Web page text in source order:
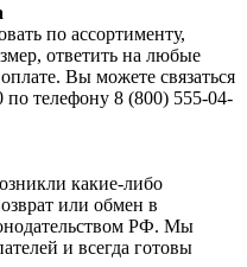
по ассортименту,
ответить на любые
Вы можете связаться
телефону 8 (800) 555-04-
какие-либо
или обмен в
РФ. Мы
и всегда готовы